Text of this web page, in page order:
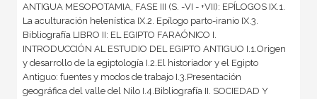
ANTIGUA MESOPOTAMIA, FASE III (S. -VI - +VII): EPÍLOGOS IX.1.
La aculturación helenística IX.2. Epílogo parto-iranio IX.3.
Bibliografía LIBRO II: EL EGIPTO FARAÓNICO I.
INTRODUCCIÓN AL ESTUDIO DEL EGIPTO ANTIGUO I.1.Origen
y desarrollo de la egiptología I.2.El historiador y el Egipto
Antiguo: fuentes y modos de trabajo I.3.Presentación
geográfica del valle del Nilo I.4.Bibliografía II. SOCIEDAD Y